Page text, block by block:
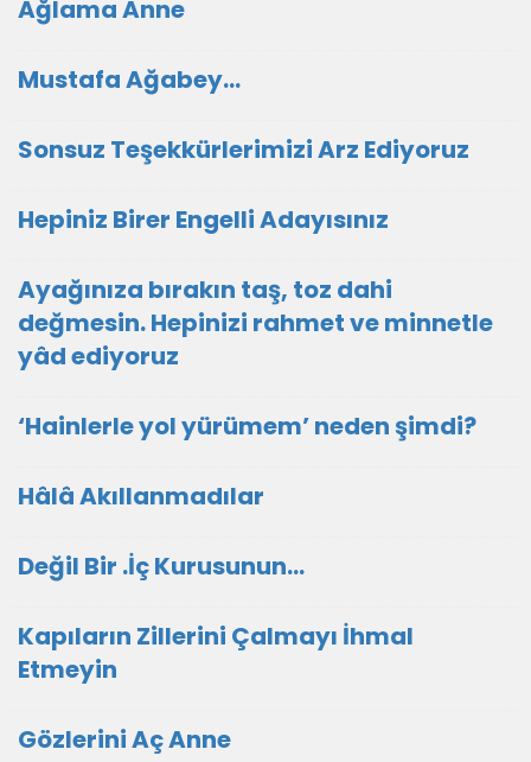
Ağlama Anne
Mustafa Ağabey…
Sonsuz Teşekkürlerimizi Arz Ediyoruz
Hepiniz Birer Engelli Adayısınız
Ayağınıza bırakın taş, toz dahi
değmesin. Hepinizi rahmet ve minnetle
yâd ediyoruz
‘Hainlerle yol yürümem’ neden şimdi?
Hâlâ Akıllanmadılar
Değil Bir .İç Kurusunun…
Kapıların Zillerini Çalmayı İhmal
Etmeyin
Gözlerini Aç Anne